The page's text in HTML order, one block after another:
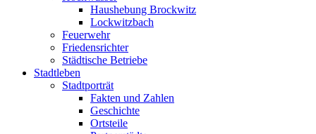
Haushebung Brockwitz
Lockwitzbach
Feuerwehr
Friedensrichter
Städtische Betriebe
Stadtleben
Stadtporträt
Fakten und Zahlen
Geschichte
Ortsteile